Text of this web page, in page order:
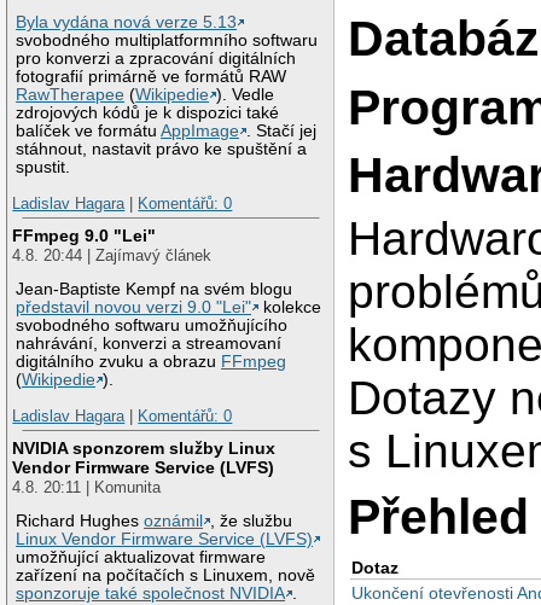
Byla vydána nová verze 5.13
svobodného multiplatformního softwaru
pro konverzi a zpracování digitálních
fotografií primárně ve formátů RAW
RawTherapee (Wikipedie ). Vedle
zdrojových kódů je k dispozici také
balíček ve formátuAppImage . Stačí jej
stáhnout, nastavit právo ke spuštění a
spustit.
Ladislav Hagara| Komentářů: 0
FFmpeg 9.0 "Lei"
4.8. 20:44 | Zajímavý článek
Jean-Baptiste Kempf na svém blogu
představil novou verzi 9.0 "Lei"
kolekce
svobodného softwaru umožňujícího
nahrávání, konverzi a streamovaní
digitálního zvuku a obrazu FFmpeg
(Wikipedie ).
Ladislav Hagara| Komentářů: 0
NVIDIA sponzorem služby Linux
Vendor Firmware Service (LVFS)
4.8. 20:11 | Komunita
Richard Hughesoznámil
, že službu
Linux Vendor Firmware Service (LVFS)
umožňující aktualizovat firmware
zařízení na počítačích s Linuxem, nově
sponzoruje také společnost NVIDIA .
Dotazy
s
Dotaz
Ukončení otevřenosti